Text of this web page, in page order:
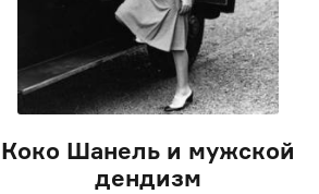
Коко Шанель и мужской
дендизм